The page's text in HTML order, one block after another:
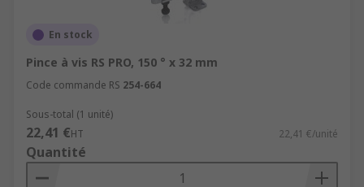
En stock
Pince à vis RS PRO, 150 ° x 32 mm
Code commande RS 254-664
Sous-total (1 unité)
22,41 €HT 22,41 €/unité
Quantité